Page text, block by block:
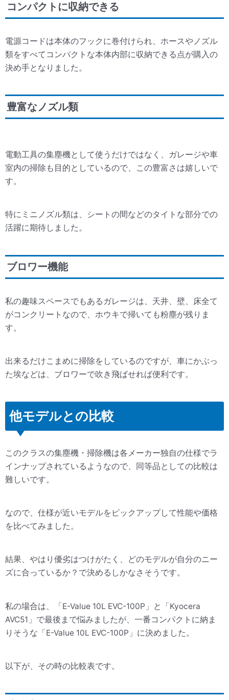
コンパクトに収納できる
電源コードは本体のフックに巻付けられ、ホースやノズル
類をすべてコンパクトな本体内部に収納できる点が購入の
決め手となりました。
豊富なノズル類
電動工具の集塵機として使うだけではなく、ガレージや車
室内の掃除も目的としているので、この豊富さは嬉しいで
す。
特にミニノズル類は、シートの間などのタイトな部分での
活躍に期待しました。
ブロワー機能
私の趣味スペースでもあるガレージは、天井、壁、床全て
がコンクリートなので、ホウキで掃いても粉塵が残りま
す。
出来るだけこまめに掃除をしているのですが、車にかぶっ
た埃などは、ブロワーで吹き飛ばせれば便利です。
他モデルとの比較
このクラスの集塵機・掃除機は各メーカー独自の仕様でラ
インナップされているようなので、同等品としての比較は
難しいです。
なので、仕様が近いモデルをピックアップして性能や価格
を比べてみました。
結果、やはり優劣はつけがたく、どのモデルが自分のニー
ズに合っているか？で決めるしかなさそうです。
私の場合は、「E-Value 10L EVC-100P」と「Kyocera
AVC51」で最後まで悩みましたが、一番コンパクトに納ま
りそうな「E-Value 10L EVC-100P」に決めました。
以下が、その時の比較表です。